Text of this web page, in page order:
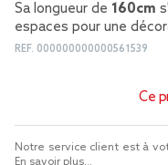
Sa longueur de 160cm
espaces pour une
REF. 000000000000561539
Ce
Notre service client est à
En savoir plus...